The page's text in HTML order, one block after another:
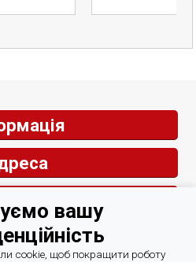
зв'язок
вашу
cookie, щоб покращити роботу